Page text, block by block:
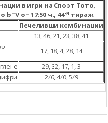
в игри на Спорт Тото,
bTV от 17:50 ч., 44-и тираж
Печеливши комбинации
13, 46, 21, 23, 38, 41
17, 18, 4, 28, 14
29, 32, 17, 1, 3
2/6, 4/0, 5/9